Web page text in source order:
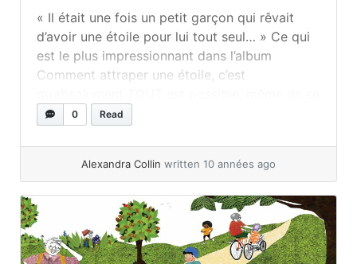
« Il était une fois un petit garçon qui rêvait
d’avoir une étoile pour lui tout seul… » Ce qui
est le plus impressionnant dans l’album
Comment attraper une étoile, c’est
procurer sa propre étoile ! D’ailleurs, tous les
trop farfelu. Pour... »read more
0 Read
Alexandra Collin written 10 années ago